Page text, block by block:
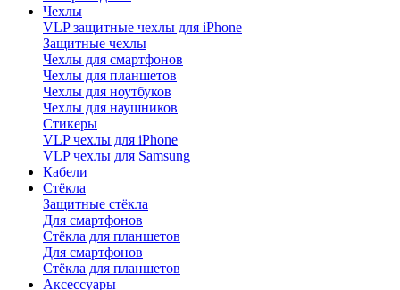
Чехлы
VLP защитные чехлы для iPhone
Защитные чехлы
Чехлы для смартфонов
Чехлы для планшетов
Чехлы для ноутбуков
Чехлы для наушников
Стикеры
VLP чехлы для iPhone
VLP чехлы для Samsung
Кабели
Стёкла
Защитные стёкла
Для смартфонов
Стёкла для планшетов
Для смартфонов
Стёкла для планшетов
Аксессуары